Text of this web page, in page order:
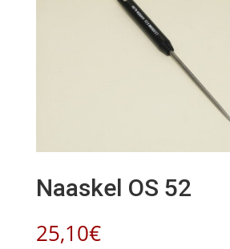
Naaskel OS 52
25,10€